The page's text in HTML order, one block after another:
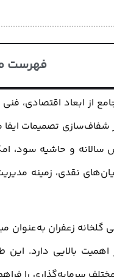
فهرست
از ابعاد اقتصادی،
تصمیمات ایفا
و حاشیه سود،
نقدی، زمینه
گلخانه زعفران
بالایی دارد. این